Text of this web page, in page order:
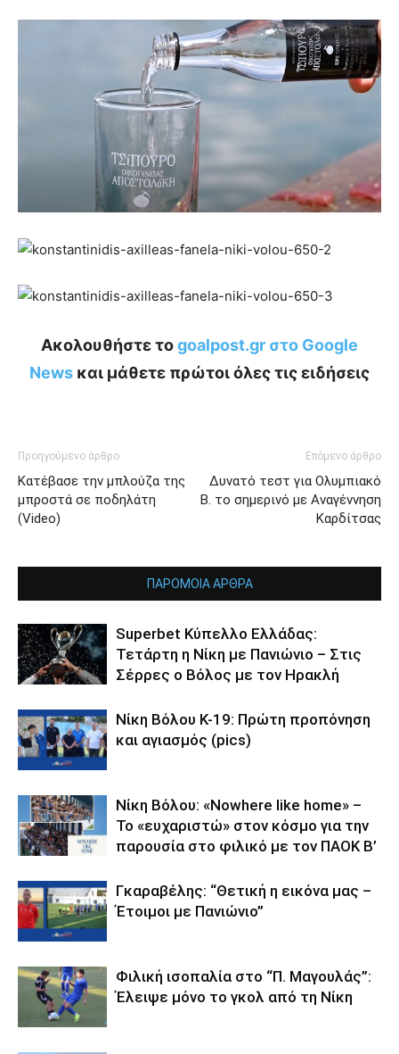
Ακολουθήστε τοgoalpost.gr στο Google
News και μάθετε πρώτοι όλες τις ειδήσεις
Προηγούμενο άρθρο
Κατέβασε την μπλούζα της
μπροστά σε ποδηλάτη
(Video)
Επόμενο άρθρο
Δυνατό τεστ για Ολυμπιακό
Β. το σημερινό με Αναγέννηση
Καρδίτσας
ΠΑΡΟΜΟΙΑ ΑΡΘΡΑ
Superbet Κύπελλο Ελλάδας:
Τετάρτη η Νίκη με Πανιώνιο – Στις
Σέρρες ο Βόλος με τον Ηρακλή
Νίκη Βόλου Κ-19: Πρώτη προπόνηση
και αγιασμός (pics)
Νίκη Βόλου: «Nowhere like home» –
Το «ευχαριστώ» στον κόσμο για την
παρουσία στο φιλικό με τον ΠΑΟΚ Β’
Γκαραβέλης: “Θετική η εικόνα μας –
Έτοιμοι με Πανιώνιο”
Φιλική ισοπαλία στο “Π. Μαγουλάς”:
Έλειψε μόνο το γκολ από τη Νίκη